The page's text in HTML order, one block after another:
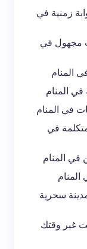
زمنية في
مجهول في
المنام
المنام
في المنام
في
في المنام
سحرية
غير وقتك